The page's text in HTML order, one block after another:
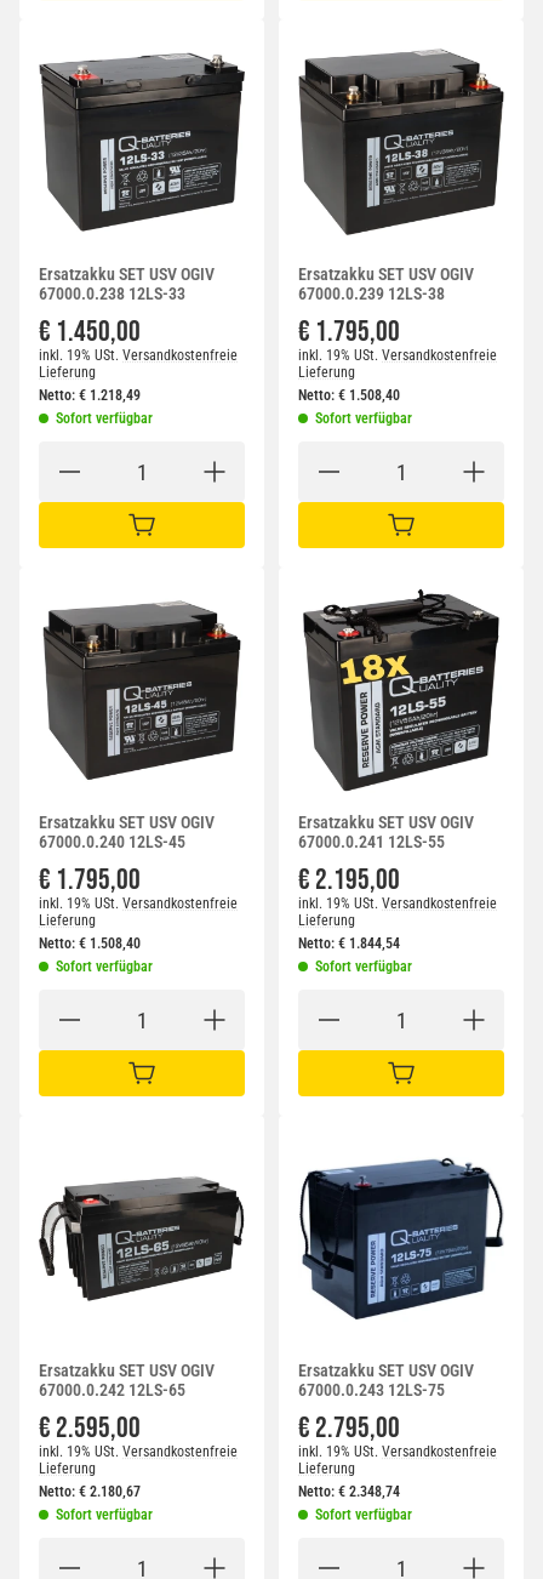
Ersatzakku SET USV OGIV
67000.0.238 12LS-33
€ 1.450,00
inkl. 19% USt. Versandkostenfreie
Lieferung
Netto: € 1.218,49
Sofort verfügbar
IN DEN WARENKORB
Ersatzakku SET USV OGIV
67000.0.239 12LS-38
€ 1.795,00
inkl. 19% USt. Versandkostenfreie
Lieferung
Netto: € 1.508,40
Sofort verfügbar
IN DEN WARENKORB
Ersatzakku SET USV OGIV
67000.0.240 12LS-45
€ 1.795,00
inkl. 19% USt. Versandkostenfreie
Lieferung
Netto: € 1.508,40
Sofort verfügbar
IN DEN WARENKORB
Ersatzakku SET USV OGIV
67000.0.241 12LS-55
€ 2.195,00
inkl. 19% USt. Versandkostenfreie
Lieferung
Netto: € 1.844,54
Sofort verfügbar
IN DEN WARENKORB
Ersatzakku SET USV OGIV
67000.0.242 12LS-65
€ 2.595,00
inkl. 19% USt. Versandkostenfreie
Lieferung
Netto: € 2.180,67
Sofort verfügbar
Ersatzakku SET USV OGIV
67000.0.243 12LS-75
€ 2.795,00
inkl. 19% USt. Versandkostenfreie
Lieferung
Netto: € 2.348,74
Sofort verfügbar